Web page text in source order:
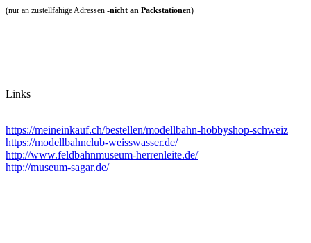
(nur an zustellfähige Adressen -nicht an Packstationen)
Links
https://meineinkauf.ch/bestellen/modellbahn-hobbyshop-schweiz
https://modellbahnclub-weisswasser.de/
http://www.feldbahnmuseum-herrenleite.de/
http://museum-sagar.de/